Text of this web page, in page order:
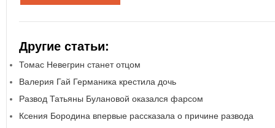
Другие статьи:
Томас Невегрин станет отцом
Валерия Гай Германика крестила дочь
Развод Татьяны Булановой оказался фарсом
Ксения Бородина впервые рассказала о причине развода